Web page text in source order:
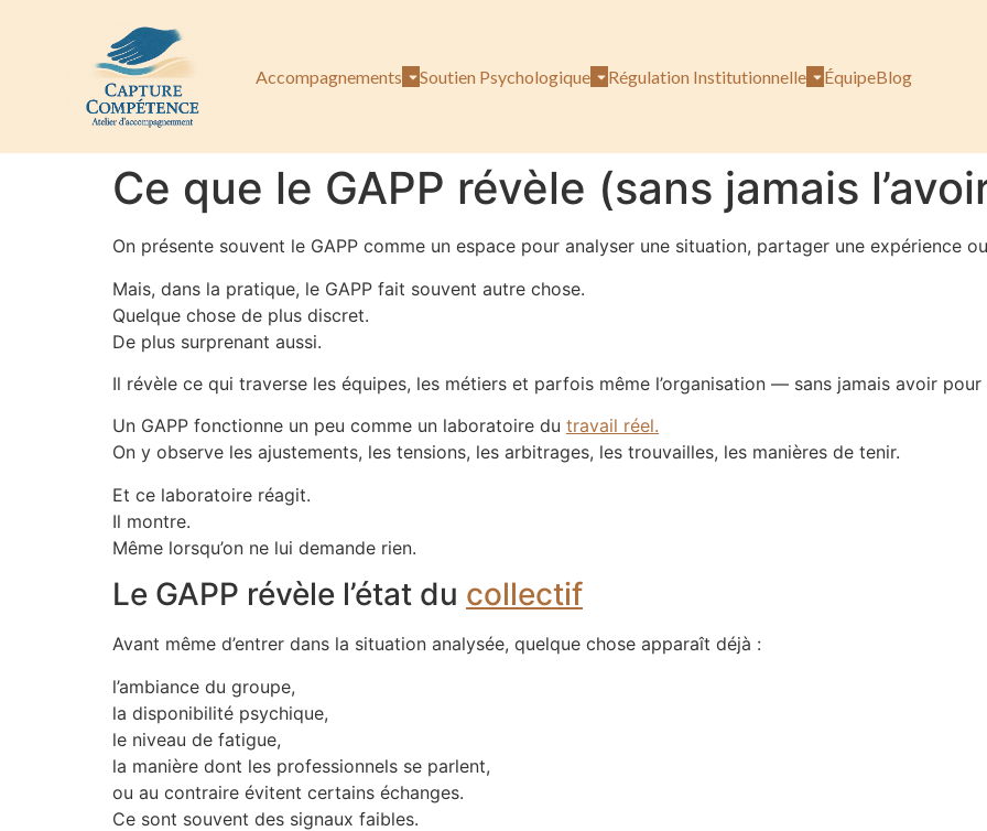
Accompagnements Soutien Psychologique Régulation Institutionnelle ÉquipeBlog
Ce que le GAPP révèle (sans jamais
On présente souvent le GAPP comme un espace pour analyser une situation, partager une expérience
Mais, dans la pratique, le GAPP fait souvent autre chose.
Quelque chose de plus discret.
De plus surprenant aussi.
Il révèle ce qui traverse les équipes, les métiers et parfois même l’organisation — sans jamais avoir
Un GAPP fonctionne un peu comme un laboratoire du travail réel.
On y observe les ajustements, les tensions, les arbitrages, les trouvailles, les manières de tenir.
Et ce laboratoire réagit.
Il montre.
Même lorsqu’on ne lui demande rien.
Le GAPP révèle l’état du collectif
Avant même d’entrer dans la situation analysée, quelque chose apparaît déjà :
l’ambiance du groupe,
la disponibilité psychique,
le niveau de fatigue,
la manière dont les professionnels se parlent,
ou au contraire évitent certains échanges.
Ce sont souvent des signaux faibles.